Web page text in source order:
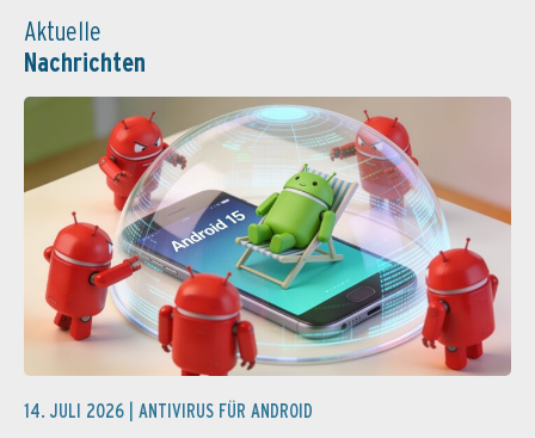
Aktuelle
Nachrichten
14. JULI 2026 | ANTIVIRUS FÜR ANDROID